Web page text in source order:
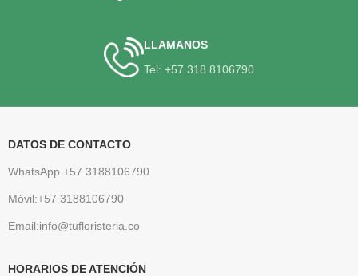
LLAMANOS
Tel: +57 318 8106790
DATOS DE CONTACTO
WhatsApp +57 3188106790
Móvil:+57 3188106790
Email:info@tufloristeria.co
HORARIOS DE ATENCIÓN